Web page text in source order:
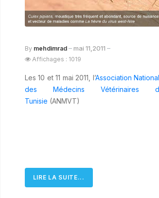
By mehdimrad mai 11,2011
Affichages : 1019
Les 10 et 11 mai 2011, l’Association
des Médecins Vétérinaires
Tunisie (ANMVT)
LIRE LA SUITE...